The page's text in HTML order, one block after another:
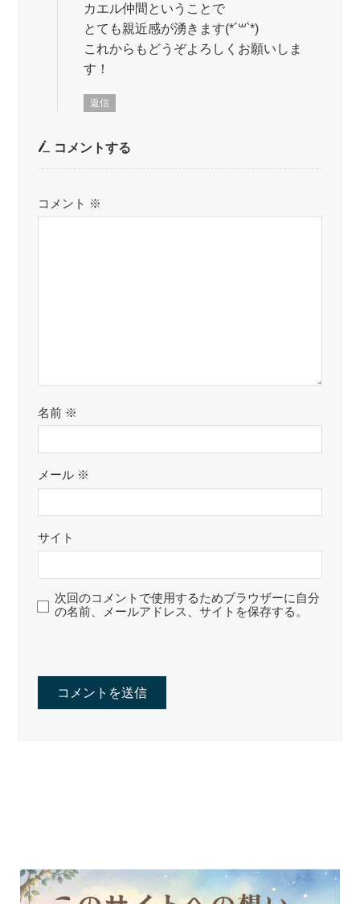
カエル仲間ということで
とても親近感が湧きます(*´꒳`*)
これからもどうぞよろしくお願いしま
す！
返信
コメントする
コメント ※
名前 ※
メール ※
サイト
次回のコメントで使用するためブラウザーに自分
の名前、メールアドレス、サイトを保存する。